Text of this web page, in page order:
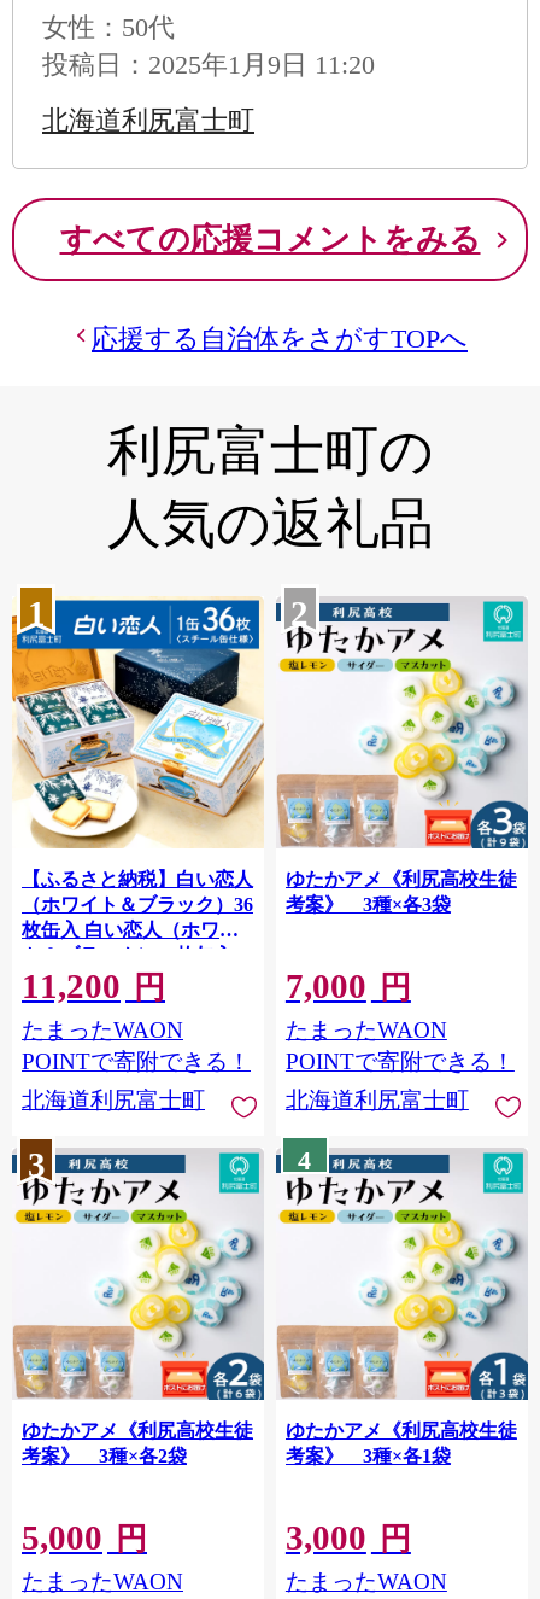
女性：50代
投稿日：2025年1月9日 11:20
北海道利尻富士町
すべての応援コメントをみる
応援する自治体をさがすTOPへ
利尻富士町の
人気の返礼品
1
【ふるさと納税】白い恋人
（ホワイト＆ブラック）36
枚缶入 白い恋人（ホワイ
ト＆ブラック）36枚缶入
お菓子 おやつ クッキー食
べ比べ 焼き菓子 クッキー
缶 北海道 お土産
11,200 円
たまったWAON
POINTで寄附できる！
北海道利尻富士町
2
ゆたかアメ《利尻高校生徒
考案》 3種×各3袋
7,000 円
たまったWAON
POINTで寄附できる！
北海道利尻富士町
3
ゆたかアメ《利尻高校生徒
考案》 3種×各2袋
5,000 円
たまったWAON
4
ゆたかアメ《利尻高校生徒
考案》 3種×各1袋
3,000 円
たまったWAON